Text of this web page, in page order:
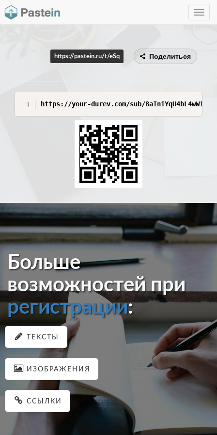
Toggle
https://pastein.ru/t/eSq Поделиться
https://your-durev.com/sub/
Больше
возможностей при
регистрации:
ТЕКСТЫ
ИЗОБРАЖЕНИЯ
ССЫЛКИ